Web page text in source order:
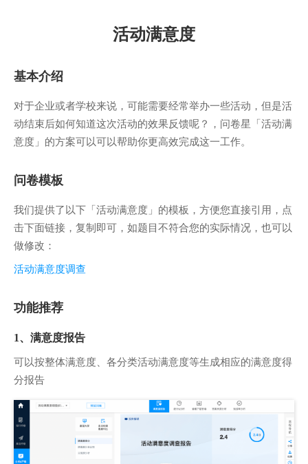
活动满意度
基本介绍
对于企业或者学校来说，可能需要经常举办一些活动，但是活
动结束后如何知道这次活动的效果反馈呢？，问卷星「活动满
意度」的方案可以可以帮助你更高效完成这一工作。
问卷模板
我们提供了以下「活动满意度」的模板，方便您直接引用，点
击下面链接，复制即可，如题目不符合您的实际情况，也可以
做修改：
活动满意度调查
功能推荐
1、满意度报告
可以按整体满意度、各分类活动满意度等生成相应的满意度得
分报告